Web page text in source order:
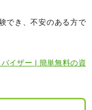
でき、不安のある方で
イザー | 簡単無料の資